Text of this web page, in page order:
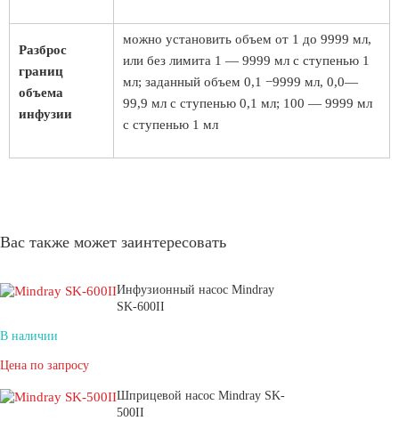
Разброс
границ
объема
инфузии
можно установить объем от 1 до 9999 мл,
или без лимита 1 — 9999 мл с ступенью 1
мл; заданный объем 0,1 −9999 мл, 0,0—
99,9 мл с ступенью 0,1 мл; 100 — 9999 мл
с ступенью 1 мл
Вас также может заинтересовать
Инфузионный насос Mindray
SK-600II
В наличии
Цена по запросу
Шприцевой насос Mindray SK-
500II